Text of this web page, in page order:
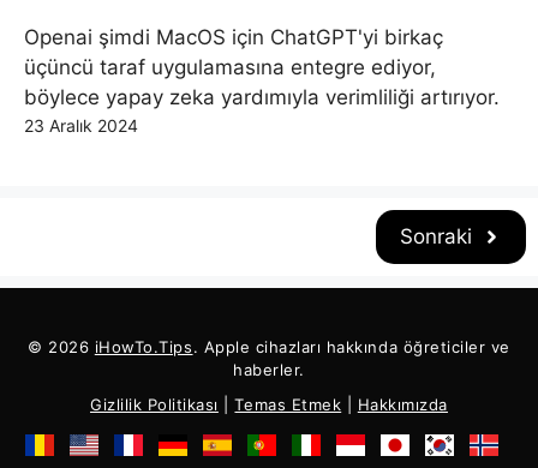
Openai şimdi MacOS için ChatGPT'yi birkaç
üçüncü taraf uygulamasına entegre ediyor,
böylece yapay zeka yardımıyla verimliliği artırıyor.
23 Aralık 2024
Sonraki
© 2026 iHowTo.Tips. Apple cihazları hakkında öğreticiler ve
haberler.
Gizlilik Politikası
|Temas Etmek Hakkımızda